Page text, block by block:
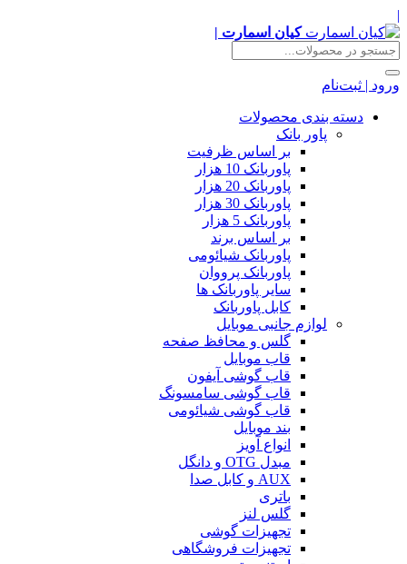
|
کیان اسمارت |
ورود | ثبت‌نام
دسته بندی محصولات
پاور بانک
بر اساس ظرفیت
پاوربانک 10 هزار
پاوربانک 20 هزار
پاوربانک 30 هزار
پاوربانک 5 هزار
بر اساس برند
پاوربانک شیائومی
پاوربانک پرووان
سایر پاوربانک ها
کابل پاوربانک
لوازم جانبی موبایل
گلس و محافظ صفحه
قاب موبایل
قاب گوشی آیفون
قاب گوشی سامسونگ
قاب گوشی شیائومی
بند موبایل
انواع آویز
مبدل OTG و دانگل
AUX و کابل صدا
باتری
گلس لنز
تجهیزات گوشی
تجهیزات فروشگاهی